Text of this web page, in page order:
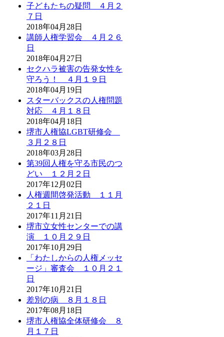
子どもたちの疑問 ４月２
７日
2018年04月28日
講師人権学習会 ４月２６
日
2018年04月27日
セクハラ被害の告発女性を
守ろう！ ４月１９日
2018年04月19日
スターバックスの人権問題
対応 ４月１８日
2018年04月18日
堺市人権協LGBT研修会
３月２８日
2018年03月28日
第39回人権を守る市民のつ
どい １２月２日
2017年12月02日
人権週間啓発活動 １１月
２１日
2017年11月21日
堺市立女性センターでの講
演 １０月２９日
2017年10月29日
「わたしからの人権メッセ
ージ」審査会 １０月２１
日
2017年10月21日
差別の病 ８月１８日
2017年08月18日
堺市人権協全体研修会 ８
月１７日